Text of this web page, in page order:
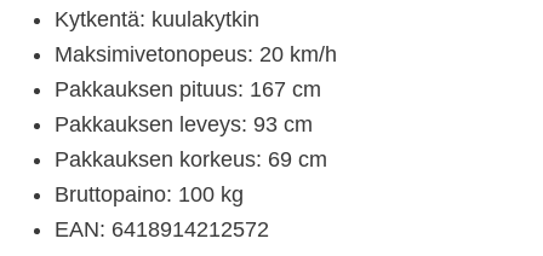
Kytkentä: kuulakytkin
Maksimivetonopeus: 20 km/h
Pakkauksen pituus: 167 cm
Pakkauksen leveys: 93 cm
Pakkauksen korkeus: 69 cm
Bruttopaino: 100 kg
EAN: 6418914212572